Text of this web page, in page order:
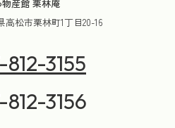
産館 栗林庵
高松市栗林町1丁目20-16
3155
3156